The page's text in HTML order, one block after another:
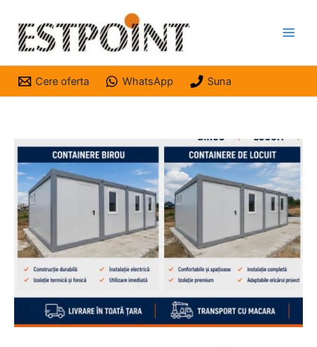
content
Cere oferta WhatsApp Suna